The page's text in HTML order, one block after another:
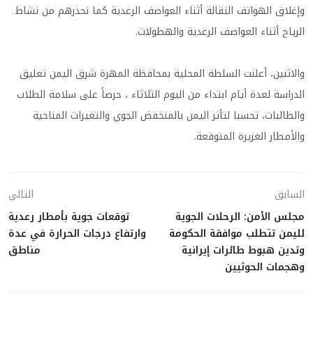
وإغلاق الهواتف النقالة أثناء العواصف الرعدية كما نحذرهم من نشاط
الرياح أثناء العواصف الرعدية والهطولات.
والاثنين، أعلنت السلطة المحلية بمحافظة المهرة شرق اليمن تعليق
الدراسة لعدة أيام ابتداء من اليوم الثلاثاء ، حرصاً على سلامة الطلاب
والطالبات، تحسبا لتأثر اليمن بالمنخفض الجوي والتغيرات المناخية
والأمطار الغزيرة المتوقعة.
السابق
مجلس الأمن: الرحلات الجوية
لليمن تتطلب موافقة الحكومة
وتدين هبوط طائرات إيرانية
وهجمات الحوثيين
التالي
توقعات جوية بأمطار رعدية
وارتفاع درجات الحرارة في عدة
مناطق